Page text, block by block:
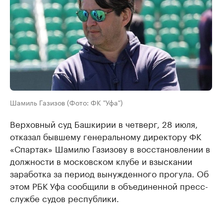
Шамиль Газизов (Фото: ФК "Уфа")
Верховный суд Башкирии в четверг, 28 июля,
отказал бывшему генеральному директору ФК
«Спартак» Шамилю Газизову в восстановлении в
должности в московском клубе и взыскании
заработка за период вынужденного прогула. Об
этом РБК Уфа сообщили в объединенной пресс-
службе судов республики.